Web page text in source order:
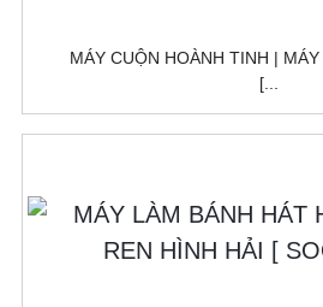
MÁY CUỘN HOÀNH TINH |
[...